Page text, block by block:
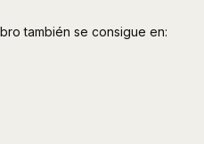
también se consigue en: